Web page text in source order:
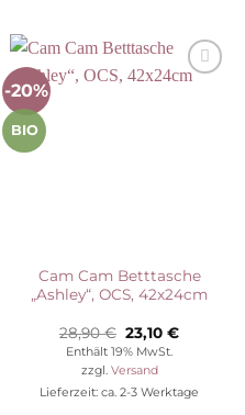
-20%
BIO
Cam Cam Betttasche
„Ashley“, OCS, 42x24cm
28,90€ Ursprünglicher
Preis
war:
28,90 €
23,10€
Enthält 19% MwSt.
zzgl. Versand
Lieferzeit: ca. 2-3 Werktage